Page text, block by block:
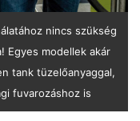
nincs szükség
Egyes modellek akár
tank tüzelőanyaggal,
fuvarozáshoz is